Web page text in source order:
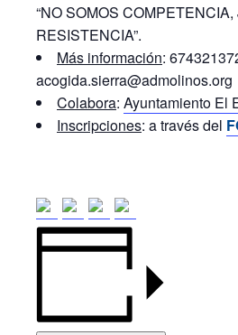
“NO SOMOS
RESISTENCIA”.
Más información:
acogida.sierra@admolinos.org
Colabora: Ayuntamiento El
Inscripciones: a través del